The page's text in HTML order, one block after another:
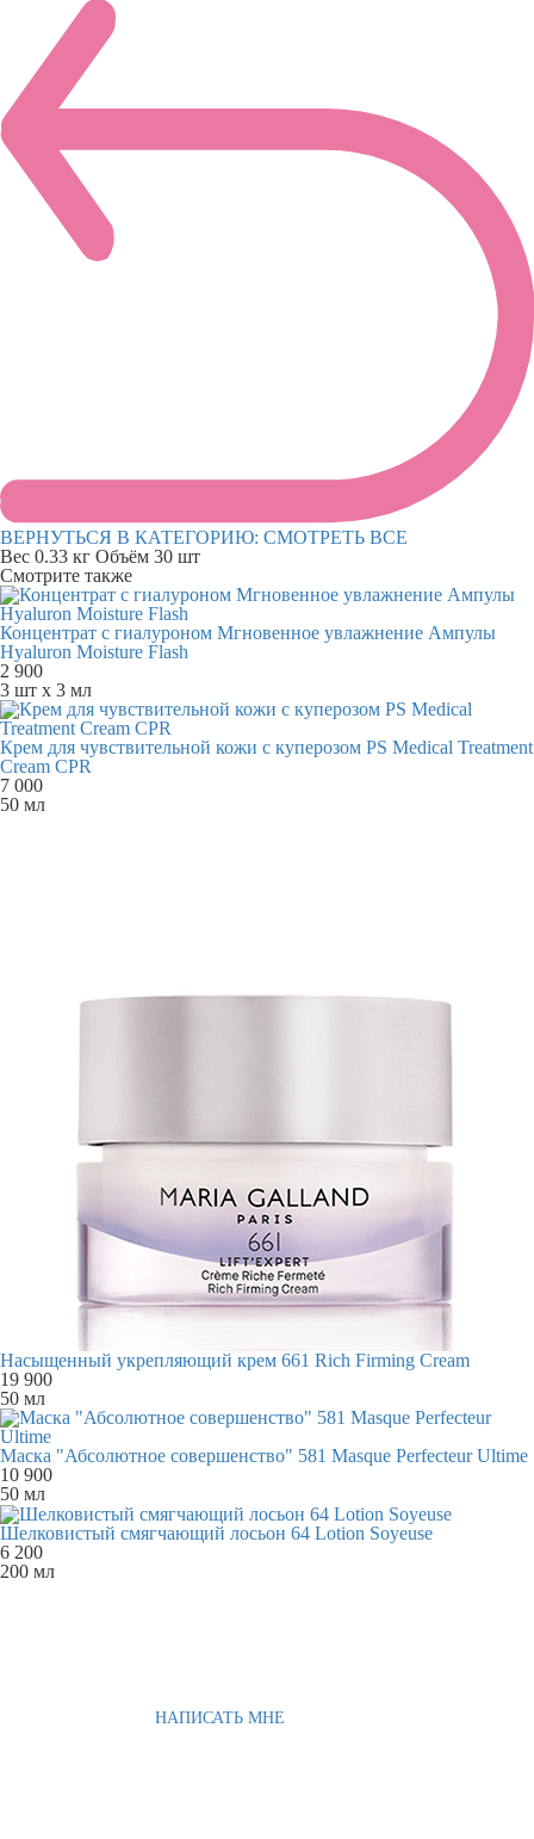
ВЕРНУТЬСЯ В КАТЕГОРИЮ: СМОТРЕТЬ ВСЕ
Вес 0.33 кг Объём 30 шт
Смотрите также
Концентрат с гиалуроном Мгновенное увлажнение Ампулы
Hyaluron Moisture Flash
2 900
3 шт х 3 мл
Крем для чувствительной кожи с куперозом PS Medical Treatment
Cream CPR
7 000
50 мл
Насыщенный укрепляющий крем 661 Rich Firming Cream
19 900
50 мл
Маска "Абсолютное совершенство" 581 Masque Perfecteur Ultime
10 900
50 мл
Шелковистый смягчающий лосьон 64 Lotion Soyeuse
6 200
200 мл
НАПИСАТЬ МНЕ